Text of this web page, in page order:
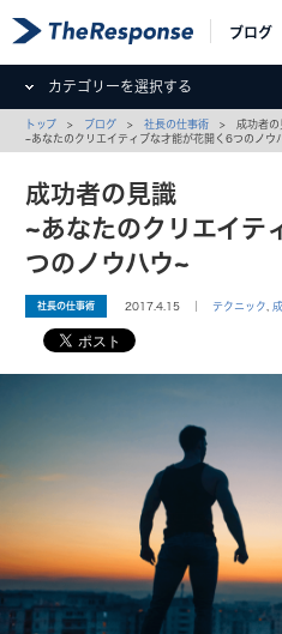
ブログ
カテゴリーを選択する
トップ > ブログ >社長の仕事術 > 成功者の
~あなたのクリエイティブな才能が花開く6つのノウ
成功者の見識
~あなたのクリエイテ
つのノウハウ~
社長の仕事術 2017.4.15 ｜テクニック